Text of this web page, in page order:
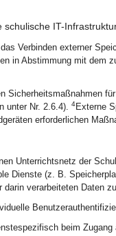
schulische IT-
Verbinden externer
in Abstimmung mit dem
Sicherheitsmaßnahmen
unter Nr. 2.6.4). 4Externe
erforderlichen
Unterrichtsnetz der
Dienste (z. B.
verarbeiteten Daten
beim Zugang